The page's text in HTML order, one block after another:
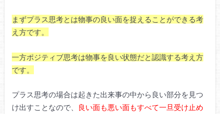
まずプラス思考とは物事の良い面を捉えることができる考
え方です。
一方ポジティブ思考は物事を良い状態だと認識する考え方
です。
プラス思考の場合は起きた出来事の中から良い部分を見つ
け出すことなので、
良い面も悪い面もすべて一旦受け止め